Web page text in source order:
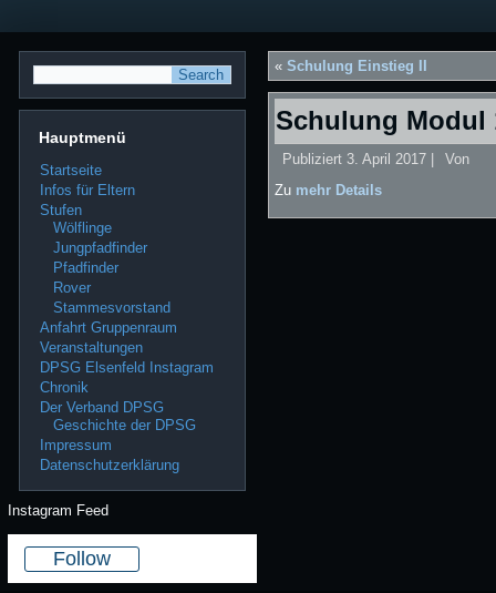
Hauptmenü
Startseite
Infos für Eltern
Stufen
Wölflinge
Jungpfadfinder
Pfadfinder
Rover
Stammesvorstand
Anfahrt Gruppenraum
Veranstaltungen
DPSG Elsenfeld Instagram
Chronik
Der Verband DPSG
Geschichte der DPSG
Impressum
Datenschutzerklärung
Instagram Feed
Follow
« Schulung Einstieg II
Schulung Modul
Publiziert 3. April 2017
Von
Zu mehr Details